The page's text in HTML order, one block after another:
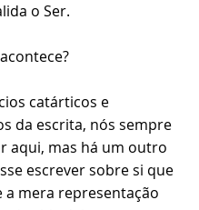
o Ser.
catárticos e
da escrita, nós sempre
aqui, mas há um outro
escrever sobre si que
a mera representação